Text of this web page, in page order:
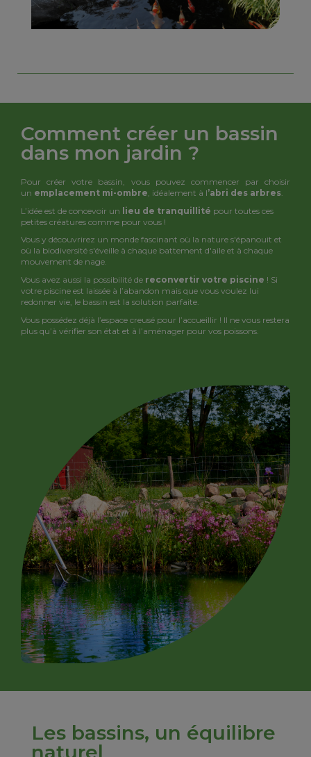
Comment créer un bassin
dans mon jardin ?
Pour créer votre bassin, vous pouvez commencer par choisir
un emplacement mi-ombre, idéalement à l’abri des arbres.
L’idée est de concevoir un lieu de tranquillité pour toutes ces
petites créatures comme pour vous !
Vous y découvrirez un monde fascinant où la nature s'épanouit et
où la biodiversité s'éveille à chaque battement d'aile et à chaque
mouvement de nage.
Vous avez aussi la possibilité de reconvertir votre piscine ! Si
votre piscine est laissée à l’abandon mais que vous voulez lui
redonner vie, le bassin est la solution parfaite.
Vous possédez déjà l’espace creusé pour l’accueillir ! Il ne vous restera
plus qu’à vérifier son état et à l’aménager pour vos poissons.
Les bassins, un équilibre